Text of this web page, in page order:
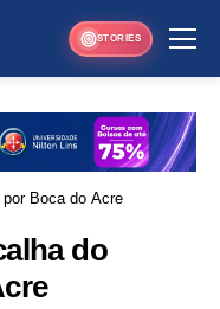
STORIES
Boca do Acre
do